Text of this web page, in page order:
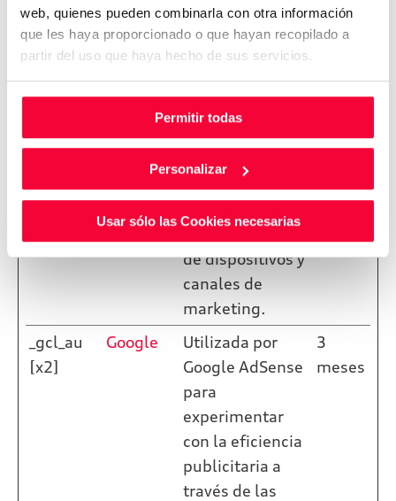
web, quienes pueden combinarla con otra información
que les haya proporcionado o que hayan recopilado a
partir del uso que haya hecho de sus servicios.
Permitir todas
Personalizar
Usar sólo las Cookies necesarias
_ga_#
Google
Se utiliza para
enviar datos a
Google Analytics
sobre el
dispositivo del
visitante y su
de dispositivos y
canales de
marketing.
2 años
_gcl_au
[x2]
Google
Utilizada por
Google AdSense
para
experimentar
con la eficiencia
publicitaria a
través de las
3
meses